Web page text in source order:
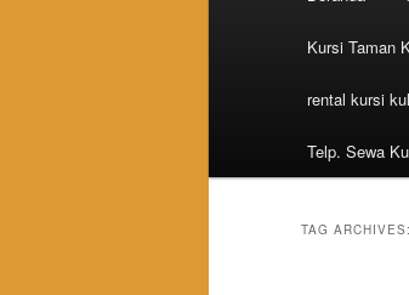
Kursi Taman
rental kursi
Telp. Sewa
TAG ARCHIVES: